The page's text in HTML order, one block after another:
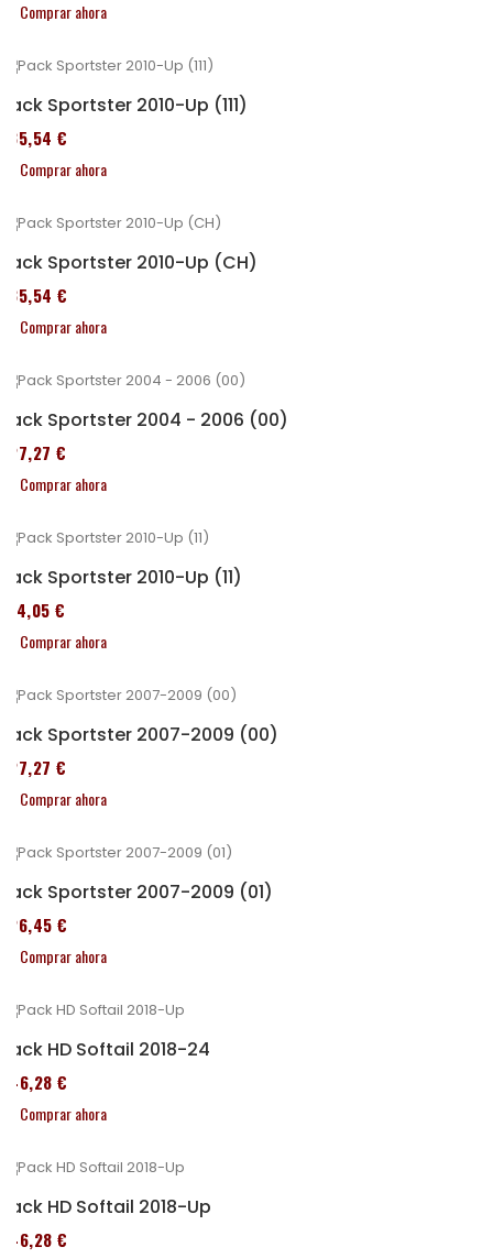
Comprar ahora
Pack Sportster 2010-Up (111)
235,54 €
Comprar ahora
Pack Sportster 2010-Up (CH)
235,54 €
Comprar ahora
Pack Sportster 2004 - 2006 (00)
227,27 €
Comprar ahora
Pack Sportster 2010-Up (11)
314,05 €
Comprar ahora
Pack Sportster 2007-2009 (00)
227,27 €
Comprar ahora
Pack Sportster 2007-2009 (01)
326,45 €
Comprar ahora
Pack HD Softail 2018-24
246,28 €
Comprar ahora
Pack HD Softail 2018-Up
246,28 €